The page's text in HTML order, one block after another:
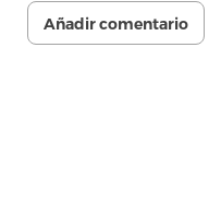
Añadir comentario